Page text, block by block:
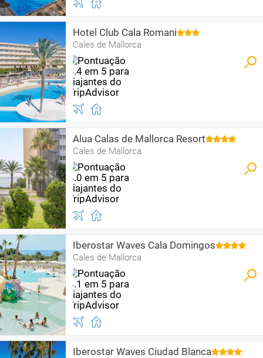
Hotel Club Cala Romani
Cales de Mallorca
Alua Calas de Mallorca Resort
Cales de Mallorca
Iberostar Waves Cala Domingos
Cales de Mallorca
Iberostar Waves Ciudad Blanca